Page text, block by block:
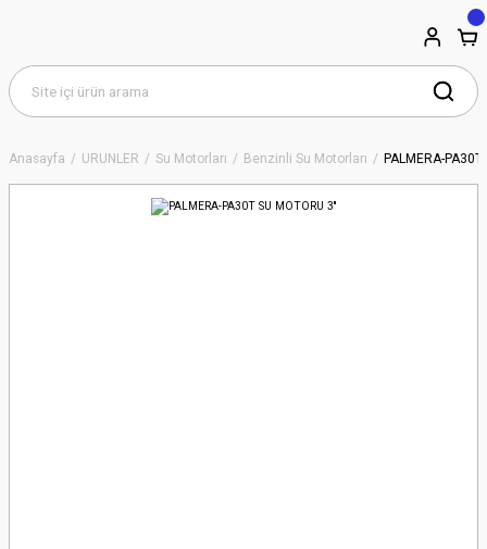
Anasayfa ÜRÜNLER Su Motorları Benzinli Su Motorları PALMERA-